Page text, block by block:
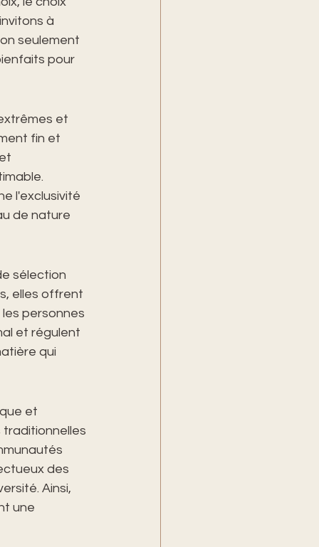
à
seulement
pour
et
fin et
l'exclusivité
de nature
sélection
elles offrent
personnes
et régulent
qui
et
des
Ainsi,
une